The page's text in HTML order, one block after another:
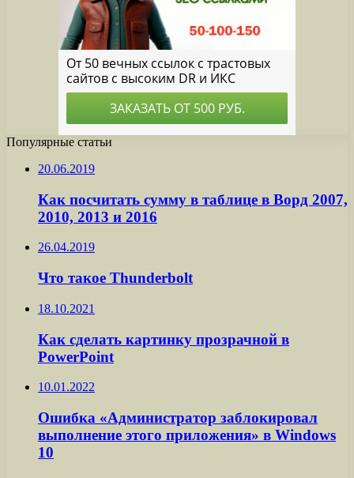
Популярные статьи
20.06.2019
Как посчитать сумму в таблице в Ворд 2007,
2010, 2013 и 2016
26.04.2019
Что такое Thunderbolt
18.10.2021
Как сделать картинку прозрачной в
PowerPoint
10.01.2022
Ошибка «Администратор заблокировал
выполнение этого приложения» в Windows
10